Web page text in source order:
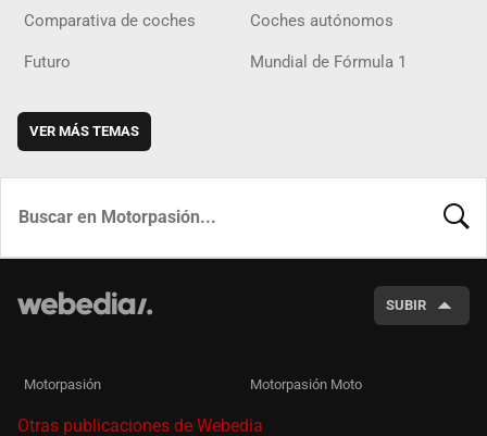
Comparativa de coches Coches autónomos
Futuro Mundial de Fórmula 1
VER MÁS TEMAS
SUBIR
Motorpasión Motorpasión Moto
Otras publicaciones de Webedia